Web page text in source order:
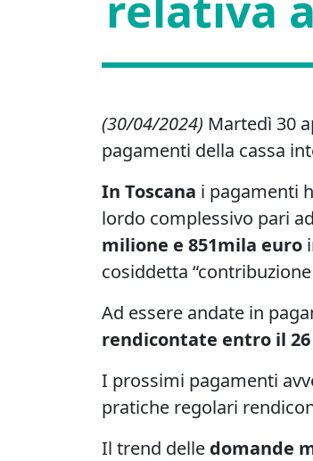
(30/04/2024) Martedì 30
pagamenti della cassa
In Toscana i pagamenti
lordo complessivo pari
milione e 851mila euro
cosiddetta
Ad essere andate in
rendicontate entro il 26
I prossimi pagamenti
pratiche regolari
Il trend delle domande